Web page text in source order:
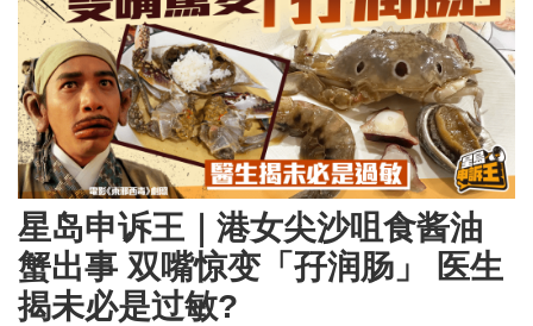
星岛申诉王｜港女尖沙咀食酱油
蟹出事 双嘴惊变「孖润肠」 医生
揭未必是过敏?